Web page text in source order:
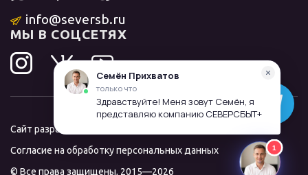
info@seversb.ru
МЫ В СОЦСЕТЯХ
Сайт разработал и продвинул
Согласие на обработку персональных данных
© Все права защищены, 2015—2026